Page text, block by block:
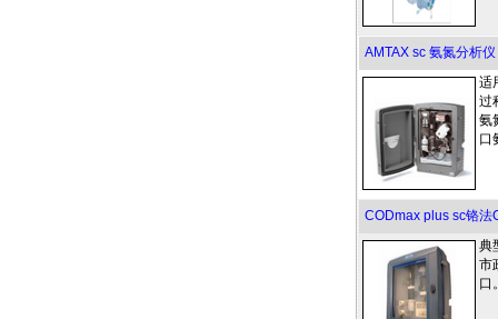
AMTAX sc 氨氮分析仪
适
过
氨
口
CODmax plus sc铬法
典
市
口